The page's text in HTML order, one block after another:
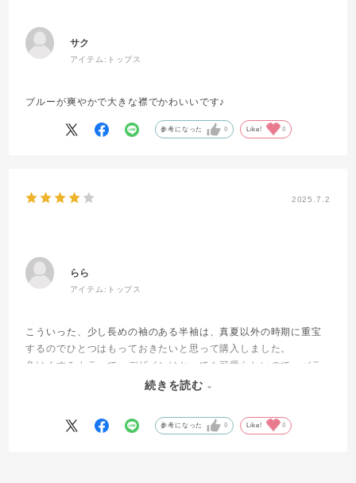
サク
アイテム: トップス
ブルーが爽やかで大きな襟でかわいいです♪
参考になった 0 Like! 0
2025.7.2
らら
アイテム: トップス
こういった、少し長めの袖のある半袖は、真夏以外の時期に重宝
するのでひとつはもっておきたいと思って購入しました。
色はくすみカラーで、デザインはとっても可愛らしいので、バラ
ンスが取れています。大きめサイズから着られそうなので、長く
続きを読む
参考になった 0 Like! 0